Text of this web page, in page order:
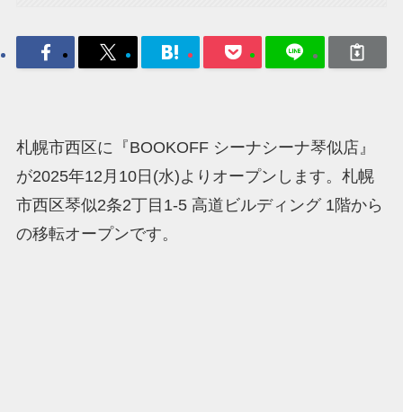
札幌市西区に『BOOKOFF シーナシーナ琴似店』
が2025年12月10日(水)よりオープンします。札幌
市西区琴似2条2丁目1-5 高道ビルディング 1階から
の移転オープンです。